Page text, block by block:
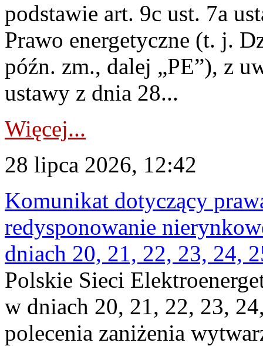
podstawie art. 9c ust. 7a
Prawo energetyczne (t. j.
późn. zm., dalej „PE”), z
ustawy z dnia 28...
Więcej...
28 lipca 2026, 12:42
Komunikat dotyczący
redysponowanie
dniach 20, 21, 22, 23, 24,
Polskie Sieci
w dniach 20, 21, 22, 23,
polecenia zaniżenia